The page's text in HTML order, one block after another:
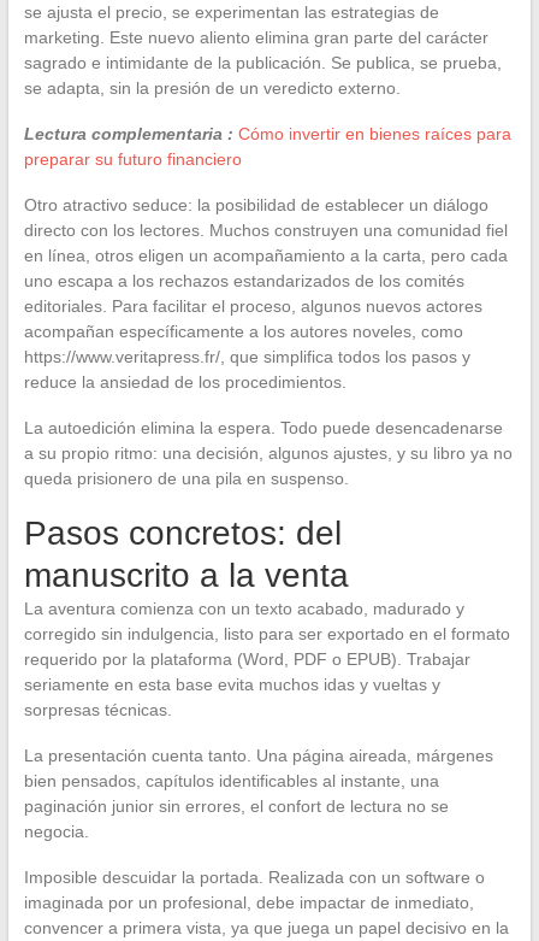
se ajusta el precio, se experimentan las estrategias de
marketing. Este nuevo aliento elimina gran parte del carácter
sagrado e intimidante de la publicación. Se publica, se prueba,
se adapta, sin la presión de un veredicto externo.
Lectura complementaria : Cómo invertir en bienes raíces para
preparar su futuro financiero
Otro atractivo seduce: la posibilidad de establecer un diálogo
directo con los lectores. Muchos construyen una comunidad fiel
en línea, otros eligen un acompañamiento a la carta, pero cada
uno escapa a los rechazos estandarizados de los comités
editoriales. Para facilitar el proceso, algunos nuevos actores
acompañan específicamente a los autores noveles, como
https://www.veritapress.fr/, que simplifica todos los pasos y
reduce la ansiedad de los procedimientos.
La autoedición elimina la espera. Todo puede desencadenarse
a su propio ritmo: una decisión, algunos ajustes, y su libro ya no
queda prisionero de una pila en suspenso.
Pasos concretos: del
manuscrito a la venta
La aventura comienza con un texto acabado, madurado y
corregido sin indulgencia, listo para ser exportado en el formato
requerido por la plataforma (Word, PDF o EPUB). Trabajar
seriamente en esta base evita muchos idas y vueltas y
sorpresas técnicas.
La presentación cuenta tanto. Una página aireada, márgenes
bien pensados, capítulos identificables al instante, una
paginación junior sin errores, el confort de lectura no se
negocia.
Imposible descuidar la portada. Realizada con un software o
imaginada por un profesional, debe impactar de inmediato,
convencer a primera vista, ya que juega un papel decisivo en la